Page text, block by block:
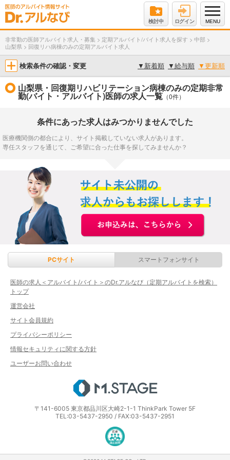
検討中 ログイン MENU
非常勤の医師アルバイト求人・募集 > 定期アルバイト/バイト求人を探す > 中部 >
山梨県 > 回復リハ病棟のみの定期アルバイト求人
検索条件の確認・変更 ▼ 新着順 ▼給与順 ▼更新順
山梨県・回復期リハビリテーション病棟のみの定期非常
勤(バイト・アルバイト)医師の求人一覧 （0件）
条件にあった求人はみつかりませんでした
医療機関側の都合により、サイト掲載していない求人があります。
専任スタッフを通じて、ご希望に合った仕事を探してみませんか？
PCサイト スマートフォンサイト
医師の求人＜アルバイト/バイト＞のDr.アルなび（定期アルバイトを検索）
トップ
運営会社
サイト会員規約
プライバシーポリシー
情報セキュリティに関する方針
ユーザーお問い合わせ
〒141-6005 東京都品川区大崎2-1-1 ThinkPark Tower 5F
TEL:03-5437-2950 / FAX:03-5437-2951